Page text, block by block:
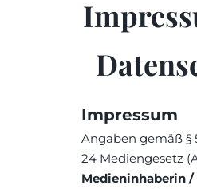
Impressum
Angaben gemäß §
24 Mediengesetz
Medieninhaberin /